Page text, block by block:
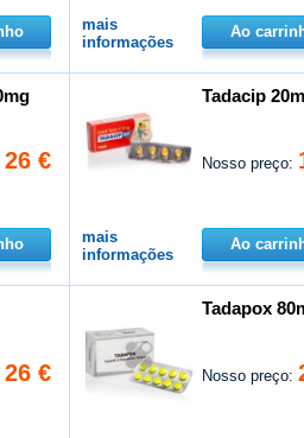
mais
informações
Ao
26 €
Tadacip
Nosso preço:
mais
informações
Ao
26 €
Tadapox
Nosso preço: